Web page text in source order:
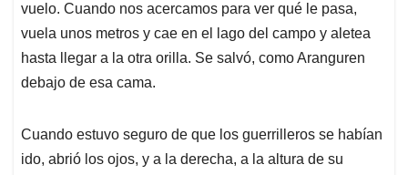
vuelo. Cuando nos acercamos para ver qué le pasa,
vuela unos metros y cae en el lago del campo y aletea
hasta llegar a la otra orilla. Se salvó, como Aranguren
debajo de esa cama.
Cuando estuvo seguro de que los guerrilleros se habían
ido, abrió los ojos, y a la derecha, a la altura de su